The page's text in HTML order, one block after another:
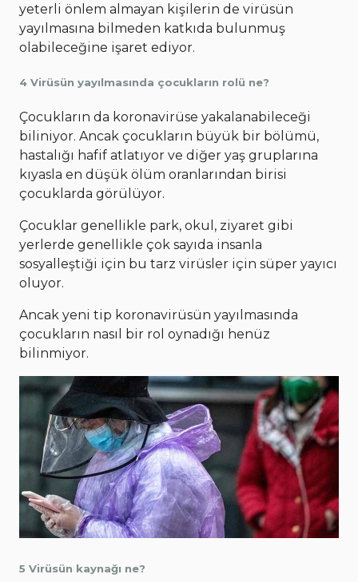
yeterli önlem almayan kişilerin de virüsün
yayılmasına bilmeden katkıda bulunmuş
olabileceğine işaret ediyor.
4 Virüsün yayılmasında çocukların rolü ne?
Çocukların da koronavirüse yakalanabileceği
biliniyor. Ancak çocukların büyük bir bölümü,
hastalığı hafif atlatıyor ve diğer yaş gruplarına
kıyasla en düşük ölüm oranlarından birisi
çocuklarda görülüyor.
Çocuklar genellikle park, okul, ziyaret gibi
yerlerde genellikle çok sayıda insanla
sosyalleştiği için bu tarz virüsler için süper yayıcı
oluyor.
Ancak yeni tip koronavirüsün yayılmasında
çocukların nasıl bir rol oynadığı henüz
bilinmiyor.
5 Virüsün kaynağı ne?